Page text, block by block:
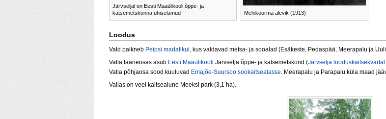
Järvseljal on Eesti Maaülikooli õppe- ja
katsemetskonna ühiselamud
Mehikoorma alevik (1913)
Loodus
Vald paikneb Peipsi madalikul , kus valdavad metsa- ja sooalad (Esäkeste, Pedaspää, Meerapalu ja
Valla lääneosas asub Eesti Maaülikooli Järvselja õppe- ja katsemetskond (Järvselja looduskaitsekvartal
Valla põhjaosa sood kuuluvad Emajõe-Suursoo sookaitsealasse. Meerapalu ja Parapalu küla maad
Vallas on veel kaitsealune Meeksi park (3,1 ha).